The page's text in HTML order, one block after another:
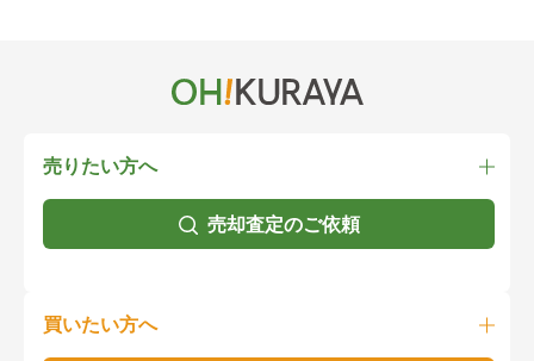
売りたい方へ
売却査定のご依頼
買いたい方へ